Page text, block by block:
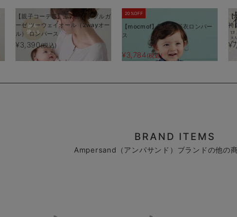
【親子コーデ可】ぷくぷくダブルガ
ーゼ ツーウェイオール（2wayオー
ル） ロンパース
¥3,390(税込)
20%OFF
【mocmof】帯付き 浴衣ロンパー
ス
¥3,784(税込)
袴
BRAND ITEMS
Ampersand（アンパサンド）ブランドの他の